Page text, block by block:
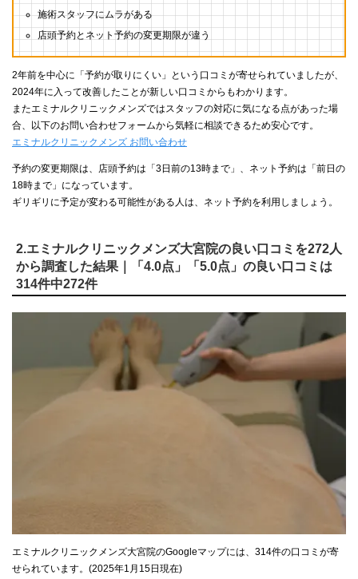
施術スタッフにムラがある
店頭予約とネット予約の変更期限が違う
2年前を中心に「予約が取りにくい」という口コミが寄せられていましたが、
2024年に入って改善したことが新しい口コミからもわかります。
またエミナルクリニックメンズではスタッフの対応に気になる点があった場
合、以下のお問い合わせフォームから気軽に相談できるため安心です。
エミナルクリニックメンズ お問い合わせ
予約の変更期限は、店頭予約は「3日前の13時まで」、ネット予約は「前日の
18時まで」になっています。
ギリギリに予定が変わる可能性がある人は、ネット予約を利用しましょう。
2.エミナルクリニックメンズ大宮院の良い口コミを272人
から調査した結果｜「4.0点」「5.0点」の良い口コミは
314件中272件
エミナルクリニックメンズ大宮院のGoogleマップには、314件の口コミが寄
せられています。(2025年1月15日現在)